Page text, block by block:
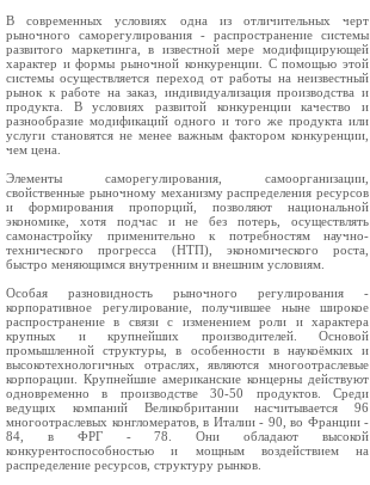
В современных условиях одна из отличительных черт
рыночного саморегулирования - распространение системы
развитого маркетинга, в известной мере модифицирующей
характер и формы рыночной конкуренции. С помощью этой
системы осуществляется переход от работы на неизвестный
рынок к работе на заказ, индивидуализация производства и
продукта. В условиях развитой конкуренции качество и
разнообразие модификаций одного и того же продукта или
услуги становятся не менее важным фактором конкуренции,
чем цена.
Элементы саморегулирования, самоорганизации,
свойственные рыночному механизму распределения ресурсов
и формирования пропорций, позволяют национальной
экономике, хотя подчас и не без потерь, осуществлять
самонастройку применительно к потребностям научно-
технического прогресса (НТП), экономического роста,
быстро меняющимся внутренним и внешним условиям.
Особая разновидность рыночного регулирования -
корпоративное регулирование, получившее ныне широкое
распространение в связи с изменением роли и характера
крупных и крупнейших производителей. Основой
промышленной структуры, в особенности в наукоёмких и
высокотехнологичных отраслях, являются многоотраслевые
корпорации. Крупнейшие американские концерны действуют
одновременно в производстве 30-50 продуктов. Среди
ведущих компаний Великобритании насчитывается 96
многоотраслевых конгломератов, в Италии - 90, во Франции -
84, в ФРГ - 78. Они обладают высокой
конкурентоспособностью и мощным воздействием на
распределение ресурсов, структуру рынков.